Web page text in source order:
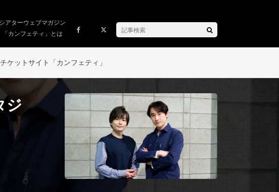
シアターウェブマガジン
「カンフェティ」とは
ケットサイト「カンフェティ」
ジ